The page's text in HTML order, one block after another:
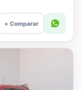
+ Comparar